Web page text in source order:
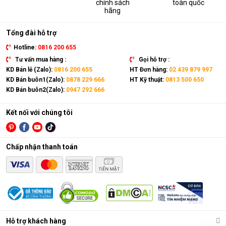
thiết bị. Sản phẩm có kích thước gọn nhẹ, kết hợp cùng bánh
xe và tay cầm nên có thể dễ dàng di chuyển tới mọi vị trí trong
Điều hòa di động là gì?
Các chức năng chính của máy bao gồm: Làm lạnh, quạt gió,
chính sách
hãng
toàn quốc
Tổng đài hỗ trợ
Hotline: 0816 200 655
Tư vấn mua hàng :
KD Bán lẻ (Zalo): 0816 200 655
KD Bán buôn1(Zalo): 0878 229 666
KD Bán buôn2(Zalo): 0947 292 666
Gọi hỗ trợ :
HT Đơn hàng: 02 439 879 997
HT Kỹ thuật: 0813 500 650
Hỗ trợ khách hàng
Kết nối với chúng tôi
Chấp nhận thanh toán